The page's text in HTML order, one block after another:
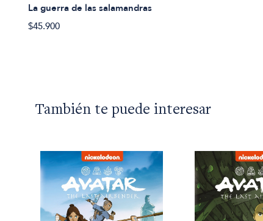
La guerra de las salamandras
$45.900
También te puede interesar